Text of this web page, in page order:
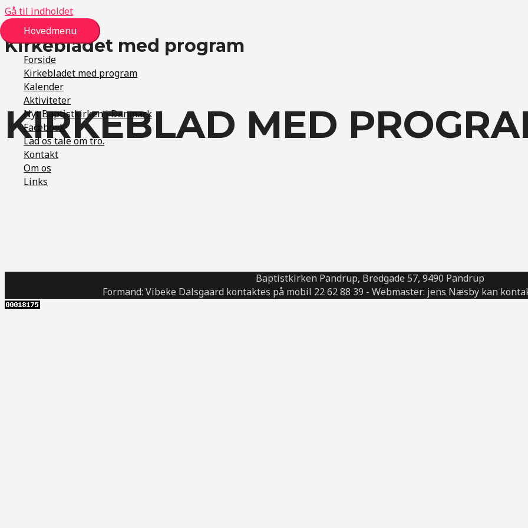
Gå til indholdet
Hovedmenu
Forside
Kirkebladet med program
Kalender
Aktiviteter
Nyt Baptistkirken i Danmark
Facebook
Lad os tale om tro.
Kontakt
Om os
Links
Kirkebladet med program
KIRKEBLAD MED
Baptistkirken Pandrup, Bredgade 57, 9490 Pandrup
Formand: Vibeke Dalsgaard kontaktes på mobil 22 62 88 39 - Webmaster: jens Næsby kan